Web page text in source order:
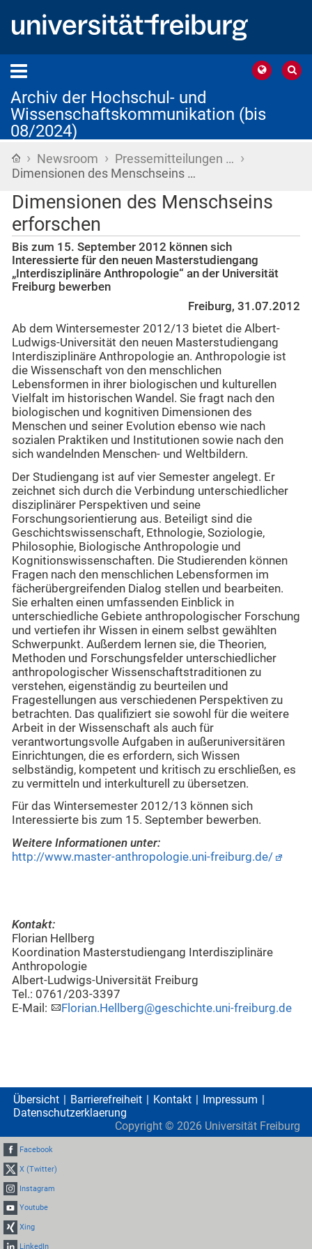
Archiv der Hochschul- und
Wissenschaftskommunikation (bis
08/2024)
Startseite
› Newsroom › Pressemitteilungen … ›
Dimensionen des Menschseins …
Dimensionen des Menschseins
erforschen
Bis zum 15. September 2012 können sich
Interessierte für den neuen Masterstudiengang
„Interdisziplinäre Anthropologie“ an der Universität
Freiburg bewerben
Freiburg, 31.07.2012
Ab dem Wintersemester 2012/13 bietet die Albert-
Ludwigs-Universität den neuen Masterstudiengang
Interdisziplinäre Anthropologie an. Anthropologie ist
die Wissenschaft von den menschlichen
Lebensformen in ihrer biologischen und kulturellen
Vielfalt im historischen Wandel. Sie fragt nach den
biologischen und kognitiven Dimensionen des
Menschen und seiner Evolution ebenso wie nach
sozialen Praktiken und Institutionen sowie nach den
sich wandelnden Menschen- und Weltbildern.
Der Studiengang ist auf vier Semester angelegt. Er
zeichnet sich durch die Verbindung unterschiedlicher
disziplinärer Perspektiven und seine
Forschungsorientierung aus. Beteiligt sind die
Geschichtswissenschaft, Ethnologie, Soziologie,
Philosophie, Biologische Anthropologie und
Kognitionswissenschaften. Die Studierenden können
Fragen nach den menschlichen Lebensformen im
fächerübergreifenden Dialog stellen und bearbeiten.
Sie erhalten einen umfassenden Einblick in
unterschiedliche Gebiete anthropologischer Forschung
und vertiefen ihr Wissen in einem selbst gewählten
Schwerpunkt. Außerdem lernen sie, die Theorien,
Methoden und Forschungsfelder unterschiedlicher
anthropologischer Wissenschaftstraditionen zu
verstehen, eigenständig zu beurteilen und
Fragestellungen aus verschiedenen Perspektiven zu
betrachten. Das qualifiziert sie sowohl für die weitere
Arbeit in der Wissenschaft als auch für
verantwortungsvolle Aufgaben in außeruniversitären
Einrichtungen, die es erfordern, sich Wissen
selbständig, kompetent und kritisch zu erschließen, es
zu vermitteln und interkulturell zu übersetzen.
Für das Wintersemester 2012/13 können sich
Interessierte bis zum 15. September bewerben.
Weitere Informationen unter:
http://www.master-anthropologie.uni-freiburg.de/
Kontakt:
Florian Hellberg
Koordination Masterstudiengang Interdisziplinäre
Anthropologie
Albert-Ludwigs-Universität Freiburg
Tel.: 0761/203-3397
E-Mail:
Florian.Hellberg@geschichte.uni-freiburg.de
Übersicht Barrierefreiheit Kontakt
Impressum
Datenschutzerklaerung
Copyright © 2026 Universität Freiburg
Facebook
X (Twitter)
Instagram
Youtube
Xing
LinkedIn